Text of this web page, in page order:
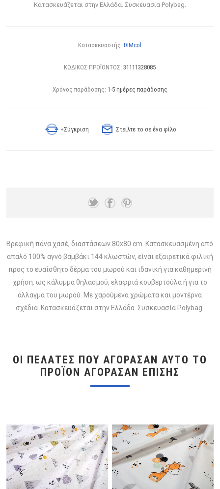
Κατασκευάζεται στην Ελλάδα. Συσκευασία Polybag.
Κατασκευαστής: DIMcol
ΚΩΔΙΚΟΣ ΠΡΟΪΟΝΤΟΣ: 31111328085
Χρόνος παράδοσης: 1-5 ημέρες παράδοσης
+Σύγκριση Στείλτε το σε ένα φίλο
Βρεφική πάνα χασέ, διαστάσεων 80x80 cm. Κατασκευασμένη από
απαλό 100% αγνό βαμβάκι 144 κλωστών, είναι εξαιρετικά φιλική
προς το ευαίσθητο δέρμα του μωρού και ιδανική για καθημερινή
χρήση: ως κάλυμμα θηλασμού, ελαφριά κουβερτούλα ή για το
άλλαγμα του μωρού. Με χαρούμενα χρώματα και μοντέρνα
σχέδια. Κατασκευάζεται στην Ελλάδα. Συσκευασία Polybag.
ΟΙ ΠΕΛΆΤΕΣ ΠΟΥ ΑΓΌΡΑΣΑΝ ΑΥΤΌ ΤΟ
ΠΡΟΪΌΝ ΑΓΌΡΑΣΑΝ ΕΠΊΣΗΣ